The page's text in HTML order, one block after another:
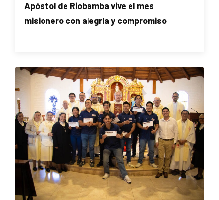
Apóstol de Riobamba vive el mes
misionero con alegría y compromiso